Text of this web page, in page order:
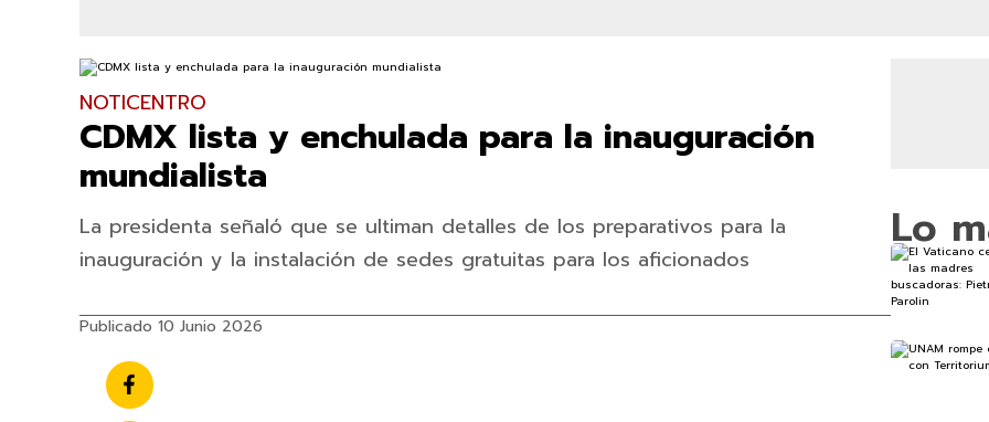
NOTICENTRO
CDMX lista y enchulada para la inauguración
mundialista
La presidenta señaló que se ultiman detalles de los preparativos para la
inauguración y la instalación de sedes gratuitas para los aficionados
Publicado 10 Junio 2026
Lo